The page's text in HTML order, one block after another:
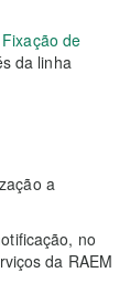
Fixação de
da linha
a
no
da RAEM